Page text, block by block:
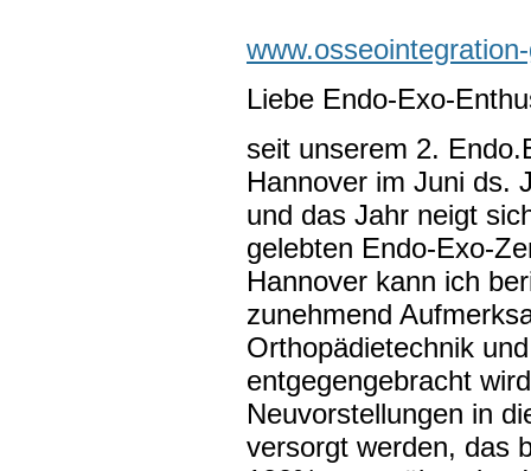
Liebe Endo-Exo-
seit unserem 2.
Hannover im Juni ds.
und das Jahr neigt
gelebten Endo-Exo-
Hannover kann ich
zunehmend
Orthopädietechnik
entgegengebracht
Neuvorstellungen in
versorgt werden, das